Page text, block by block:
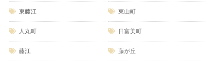
東藤江 東山町
人丸町 日富美町
藤江 藤が丘